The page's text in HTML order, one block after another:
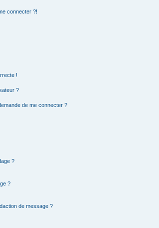
connecter ?!
!
?
de me connecter ?
?
?
de message ?